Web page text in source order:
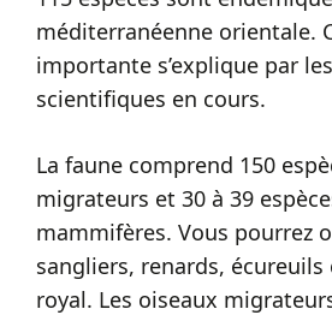
méditerranéenne orientale.
importante s’explique par
scientifiques en cours.
La faune comprend 150
migrateurs et 30 à 39
mammifères. Vous pourrez
sangliers, renards, écureuils
royal. Les oiseaux